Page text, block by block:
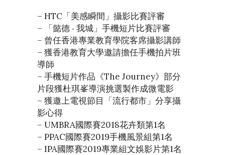
– HTC「美感瞬間」攝影比賽評審
– 「懿德 ‧ 我城」手機短片比賽評審
– 曾任香港專業教育學院客席攝影講師
– 獲香港教育大學邀請擔任手機拍片班
導師
– 手機短片作品《The Journey》部分
片段獲杜琪峯導演挑選製作成微電影
– 獲邀上電視節目「流行都市」分享攝
影心得
– UMBRA國際賽2018花卉類第1名
– PPAC國際賽2019手機風景組第1名
– IPA國際賽2019專業組文娛影片第1名